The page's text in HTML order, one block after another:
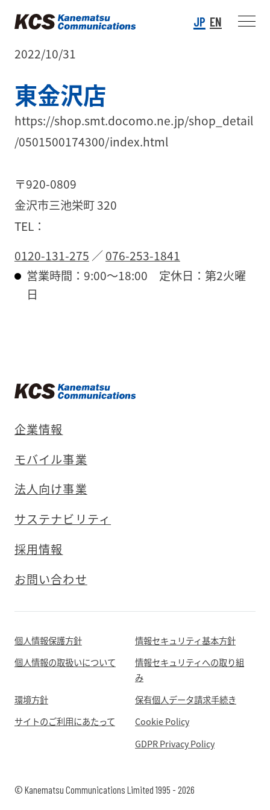
JP EN
2022/10/31
東金沢店
https://shop.smt.docomo.ne.jp/shop_detail
/0501500174300/index.html
〒920-0809
金沢市三池栄町 320
TEL：
0120-131-275 ／076-253-1841
営業時間：9:00〜18:00 定休日：第2火曜
日
企業情報
モバイル事業
法人向け事業
サステナビリティ
採用情報
お問い合わせ
個人情報保護方針
情報セキュリティ基本方針
個人情報の取扱いについて
情報セキュリティへの取り組
み
環境方針
保有個人データ請求手続き
サイトのご利用にあたって
Cookie Policy
GDPR Privacy Policy
© Kanematsu Communications Limited 1995 - 2026